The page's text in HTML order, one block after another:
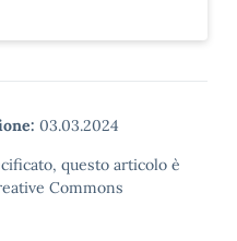
03.03.2024
questo articolo è
Commons